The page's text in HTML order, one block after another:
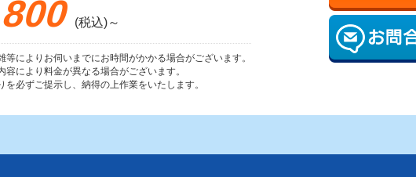
(税込)～
によりお伺いまでにお時間がかかる場合がございます。
により料金が異なる場合がございます。
必ずご提示し、納得の上作業をいたします。